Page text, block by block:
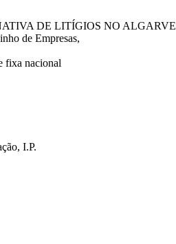
DE LITÍGIOS NO ALGARVE
de Empresas,
fixa nacional